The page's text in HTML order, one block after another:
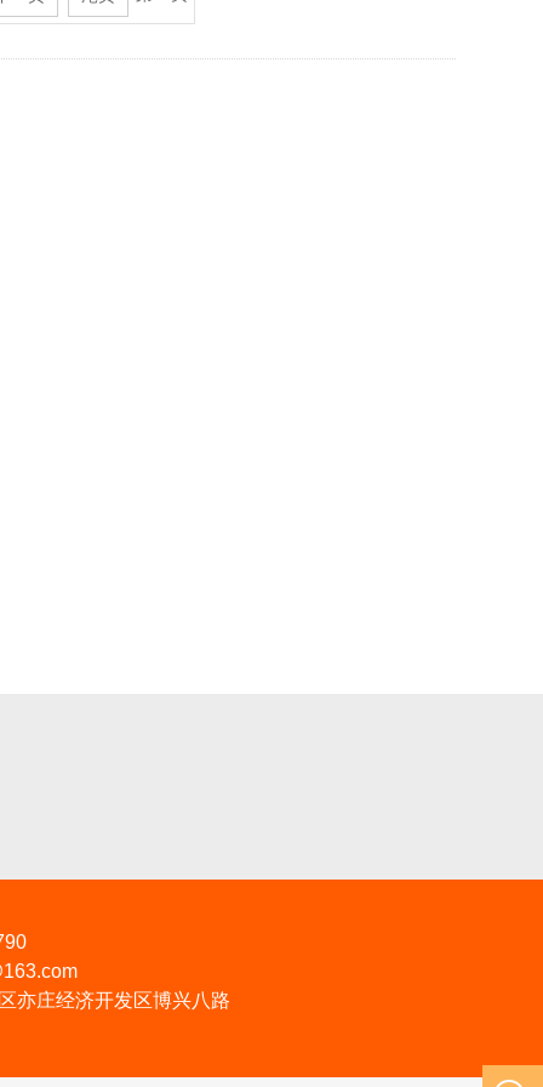
亦庄经济开发区博兴八路